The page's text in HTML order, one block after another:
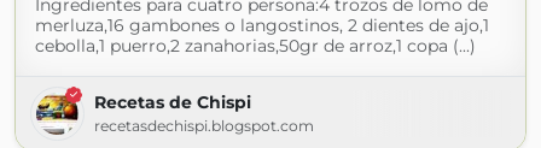
Ingredientes para cuatro persona:4 trozos de lomo de
merluza,16 gambones o langostinos, 2 dientes de ajo,1
cebolla,1 puerro,2 zanahorias,50gr de arroz,1 copa (...)
Recetas de Chispi
recetasdechispi.blogspot.com